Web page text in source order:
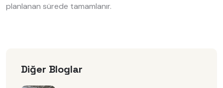
planlanan sürede tamamlanır.
Diğer Bloglar